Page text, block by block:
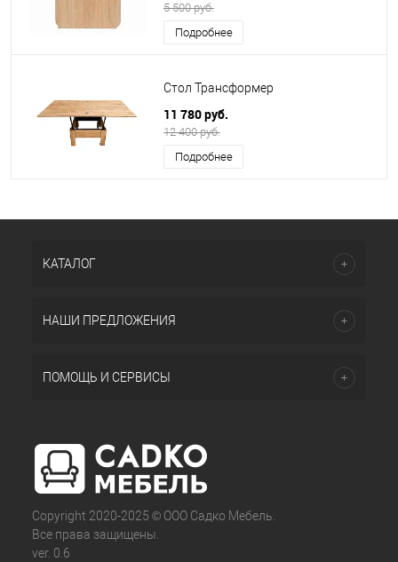
5 500 руб.
Подробнее
Стол Трансформер
11 780 руб.
12 400 руб.
Подробнее
КАТАЛОГ
НАШИ ПРЕДЛОЖЕНИЯ
ПОМОЩЬ И СЕРВИСЫ
Copyright 2020-2025 © ООО Садко Мебель.
Все права защищены.
ver. 0.6